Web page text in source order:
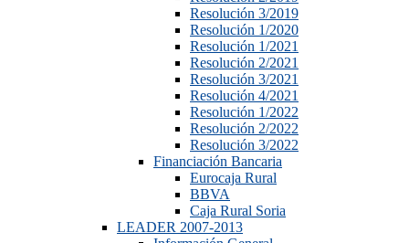
Resolución 3/2019
Resolución 1/2020
Resolución 1/2021
Resolución 2/2021
Resolución 3/2021
Resolución 4/2021
Resolución 1/2022
Resolución 2/2022
Resolución 3/2022
Financiación Bancaria
Eurocaja Rural
BBVA
Caja Rural Soria
LEADER 2007-2013